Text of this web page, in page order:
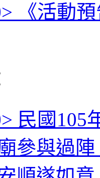
> 《活動
> 民國105
參與過